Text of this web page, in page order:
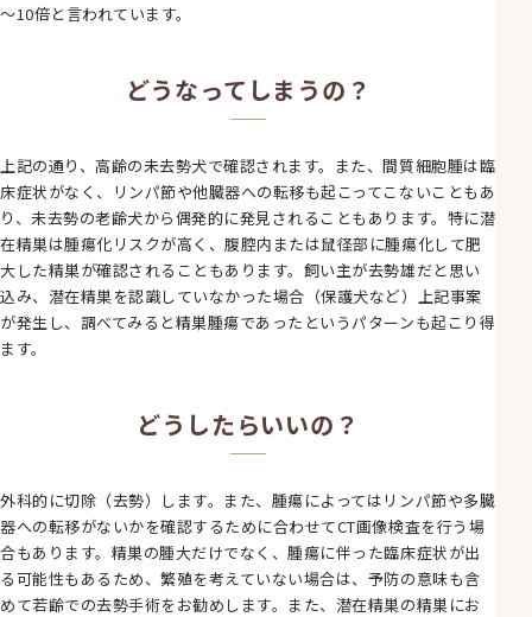
～10倍と言われています。
どうなってしまうの？
上記の通り、高齢の未去勢犬で確認されます。また、間質細胞腫は臨
床症状がなく、リンパ節や他臓器への転移も起こってこないこともあ
り、未去勢の老齢犬から偶発的に発見されることもあります。特に潜
在精巣は腫瘍化リスクが高く、腹腔内または鼠径部に腫瘍化して肥
大した精巣が確認されることもあります。飼い主が去勢雄だと思い
込み、潜在精巣を認識していなかった場合（保護犬など）上記事案
が発生し、調べてみると精巣腫瘍であったというパターンも起こり得
ます。
どうしたらいいの？
外科的に切除（去勢）します。また、腫瘍によってはリンパ節や多臓
器への転移がないかを確認するために合わせてCT画像検査を行う場
合もあります。精巣の腫大だけでなく、腫瘍に伴った臨床症状が出
る可能性もあるため、繁殖を考えていない場合は、予防の意味も含
めて若齢での去勢手術をお勧めします。また、潜在精巣の精巣にお